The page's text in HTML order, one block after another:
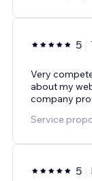
5
Very
about my
company
Service
5